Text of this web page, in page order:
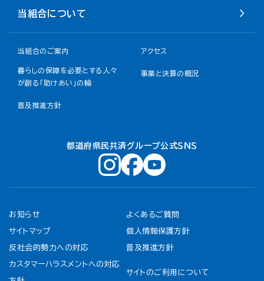
当組合について
当組合のご案内 アクセス
暮らしの保障を必要とする人々
が創る「助けあい」の輪
事業と決算の概況
普及推進方針
都道府県民共済グループ公式ＳＮＳ
お知らせ よくあるご質問
サイトマップ 個人情報保護方針
反社会的勢力への対応 普及推進方針
カスタマーハラスメントへの対応
サイトのご利用について